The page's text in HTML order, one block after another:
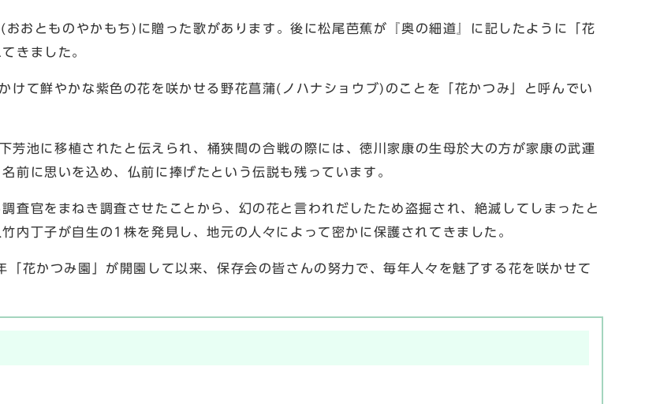
おとものやかもち)に贈った歌があります。後に松尾芭蕉が『奥の細道』に記したように「花
きました。
けて鮮やかな紫色の花を咲かせる野花菖蒲(ノハナショウブ)のことを「花かつみ」と呼んでい
池に移植されたと伝えられ、桶狭間の合戦の際には、徳川家康の生母於大の方が家康の武運
前に思いを込め、仏前に捧げたという伝説も残っています。
査官をまねき調査させたことから、幻の花と言われだしたため盗掘され、絶滅してしまったと
内丁子が自生の1株を発見し、地元の人々によって密かに保護されてきました。
花かつみ園」が開園して以来、保存会の皆さんの努力で、毎年人々を魅了する花を咲かせて